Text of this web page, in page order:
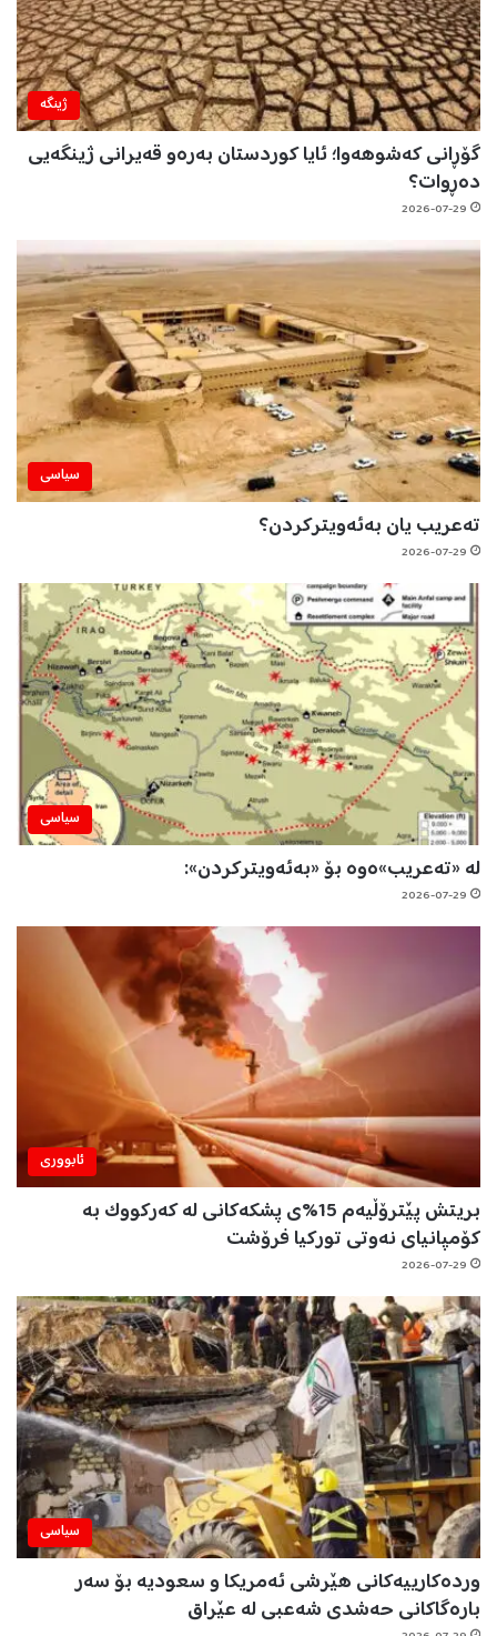
ژینگه‌
گۆڕانی کەشوهەوا؛ ئایا کوردستان بەرەو قەیرانی ژینگەیی
دەڕوات؟
2026-07-29
سیاسی
تەعریب یان بەئەویترکردن؟
2026-07-29
سیاسی
لە «تەعریب»ەوە بۆ «بەئەویترکردن»:
2026-07-29
ئابووری
بریتش پێترۆڵیەم 15%ی پشکەکانی لە کەرکووک بە
کۆمپانیای نەوتی تورکیا فرۆشت
2026-07-29
سیاسی
وردەکارییەکانی هێرشی ئەمریکا و سعودیە بۆ سەر
بارەگاکانی حەشدی شەعبی لە عێراق